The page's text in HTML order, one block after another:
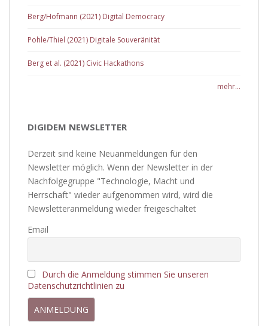
Berg/Hofmann (2021) Digital Democracy
Pohle/Thiel (2021) Digitale Souveränität
Berg et al. (2021) Civic Hackathons
mehr...
DIGIDEM NEWSLETTER
Derzeit sind keine Neuanmeldungen für den
Newsletter möglich. Wenn der Newsletter in der
Nachfolgegruppe "Technologie, Macht und
Herrschaft" wieder aufgenommen wird, wird die
Newsletteranmeldung wieder freigeschaltet
Email
Durch die Anmeldung stimmen Sie unseren
Datenschutzrichtlinien zu